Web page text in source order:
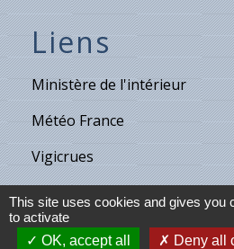
Liens
Ministère de l'intérieur
Météo France
Vigicrues
Son & Lumières de Cléry
Maison de retraite de
This site uses cookies and gives you
to activate
OK, accept all
Deny all